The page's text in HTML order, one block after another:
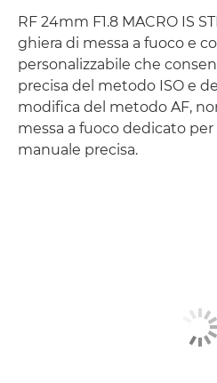
RF 24mm F1.8 MACRO IS
ghiera di messa a fuoco e
personalizzabile che
precisa del metodo ISO e
modifica del metodo AF,
messa a fuoco dedicato
manuale precisa.